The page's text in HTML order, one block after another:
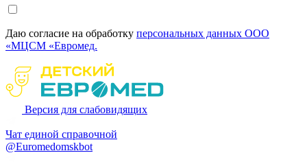
Даю согласие на обработку персональных данных ООО
«МЦСМ «Евромед.
Версия для слабовидящих
Чат единой справочной
@Euromedomskbot